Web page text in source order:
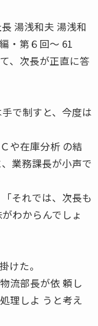
湯浅和夫 湯浅和
・第６回〜 61
、次長が正直に答
で制すと、今度は
や在庫分析 の結
業務課長が小声で
それでは、次長も
わからんでしょ
けた。
流部長が依 頼し
理しよ うと考え